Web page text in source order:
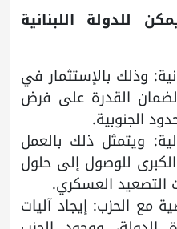
للدولة اللبنانية
وذلك بالإستثمار في
لضمان القدرة على فرض
الجنوبية.
ويتمثل ذلك بالعمل
للوصول إلى حلول
التصعيد العسكري.
مع الحزب: إيجاد آليات